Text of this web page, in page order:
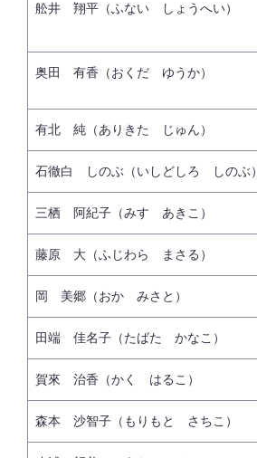
舩井 翔平（ふない しょうへい）
奥田 有香（おくだ ゆうか）
有北 純（ありきた じゅん）
石徹白 しのぶ（いしどしろ しのぶ）
三栖 阿紀子（みす あきこ）
藤原 大（ふじわら まさる）
岡 美郷（おか みさと）
田端 佳名子（たばた かなこ）
賀來 治香（かく はるこ）
森本 沙智子（もりもと さちこ）